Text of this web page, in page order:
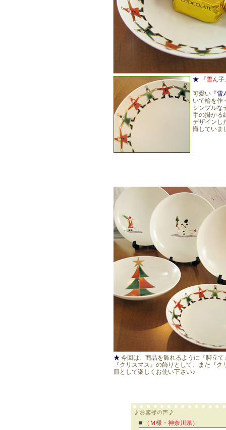
★
『雪ん
可愛い 『
いで輪を作
シンプルな
手の掛かる
デザインし
悔していま
★ 今回は、商品を飾れるように『脚立
『クリスマス』の飾りとして、また『
皿として楽しくお使い下さい♪
■
（Ｍ様・神奈川県）